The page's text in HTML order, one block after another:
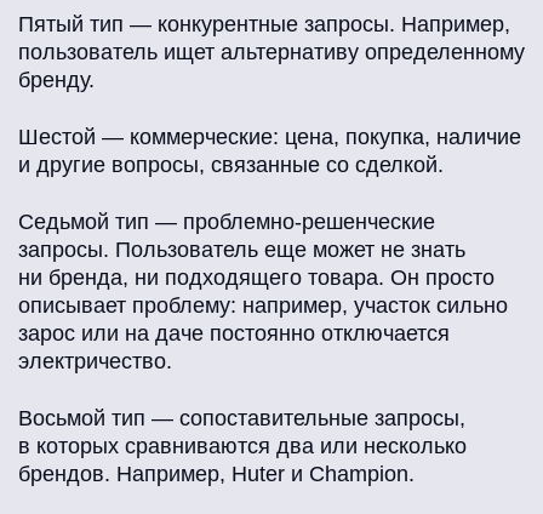
Пятый тип — конкурентные запросы. Например,
пользователь ищет альтернативу определенному
бренду.
Шестой — коммерческие: цена, покупка, наличие
и другие вопросы, связанные со сделкой.
Седьмой тип — проблемно-решенческие
запросы. Пользователь еще может не знать
ни бренда, ни подходящего товара. Он просто
описывает проблему: например, участок сильно
зарос или на даче постоянно отключается
электричество.
Восьмой тип — сопоставительные запросы,
в которых сравниваются два или несколько
брендов. Например, Huter и Champion.